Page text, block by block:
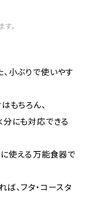
。
小ぶりで使いやす
もちろん、
分にも対応できる
に使える万能食器で
、フタ・コースタ